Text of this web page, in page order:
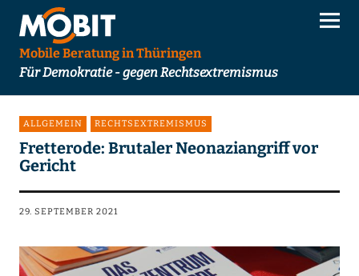
Mobile Beratung in Thüringen
Für Demokratie - gegen Rechtsextremismus
ALLGEMEIN RECHTSEXTREMISMUS
Fretterode: Brutaler Neonaziangriff vor
Gericht
29. SEPTEMBER 2021